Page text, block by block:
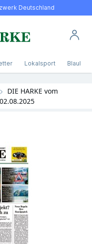
Deutschland
Lokalsport Blaulicht
DIE HARKE vom
02.08.2025